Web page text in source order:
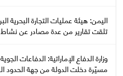
تلقت تقارير من عدة مصادر عن
مسيّرة دخلت الدولة من جهة الحدود